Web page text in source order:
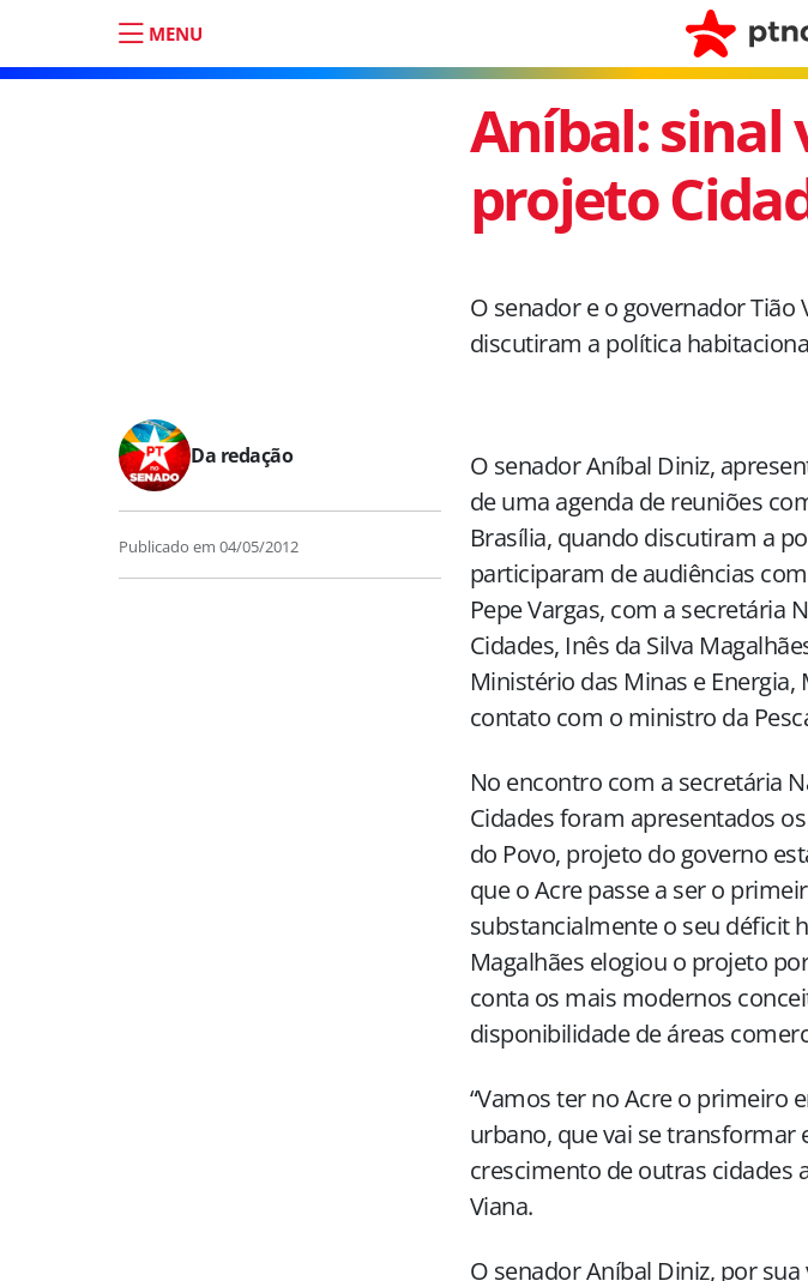
MENU
Aníbal: sinal
projeto
O senador e o governador
discutiram a política
Da redação
Publicado em 04/05/2012
O senador Aníbal Diniz,
de uma agenda de reuniões
Brasília, quando discutiram a
participaram de audiências
Pepe Vargas, com a secretária
Cidades, Inês da Silva
Ministério das Minas e
contato com o ministro da
No encontro com a secretária
Cidades foram apresentados
do Povo, projeto do governo
que o Acre passe a ser o
substancialmente o seu déficit
Magalhães elogiou o projeto
conta os mais modernos
disponibilidade de áreas
“Vamos ter no Acre o
urbano, que vai se transformar
crescimento de outras cidades
Viana.
O senador Aníbal Diniz, por